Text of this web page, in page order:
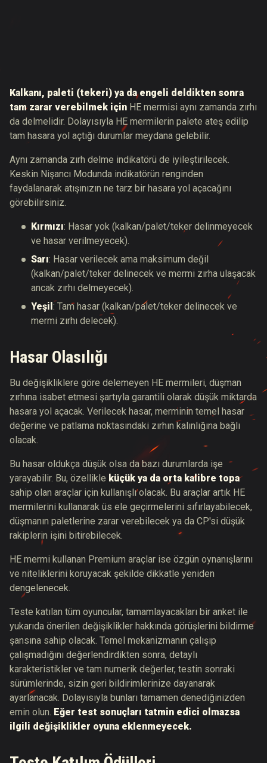
Kalkanı, paleti (tekeri) ya da engeli deldikten sonra
tam zarar verebilmek için HE mermisi aynı zamanda zırhı
da delmelidir. Dolayısıyla HE mermilerin palete ateş edilip
tam hasara yol açtığı durumlar meydana gelebilir.
Aynı zamanda zırh delme indikatörü de iyileştirilecek.
Keskin Nişancı Modunda indikatörün renginden
faydalanarak atışınızın ne tarz bir hasara yol açacağını
görebilirsiniz.
Kırmızı: Hasar yok (kalkan/palet/teker delinmeyecek
ve hasar verilmeyecek).
Sarı: Hasar verilecek ama maksimum değil
(kalkan/palet/teker delinecek ve mermi zırha ulaşacak
ancak zırhı delmeyecek).
Yeşil : Tam hasar (kalkan/palet/teker delinecek ve
mermi zırhı delecek).
Hasar Olasılığı
Bu değişikliklere göre delemeyen HE mermileri, düşman
zırhına isabet etmesi şartıyla garantili olarak düşük miktarda
hasara yol açacak. Verilecek hasar, merminin temel hasar
değerine ve patlama noktasındaki zırhın kalınlığına bağlı
olacak.
Bu hasar oldukça düşük olsa da bazı durumlarda işe
yarayabilir. Bu, özellikle küçük ya da orta kalibre topa
sahip olan araçlar için kullanışlı olacak. Bu araçlar artık HE
mermilerini kullanarak üs ele geçirmelerini sıfırlayabilecek,
düşmanın paletlerine zarar verebilecek ya da CP'si düşük
rakiplerin işini bitirebilecek.
HE mermi kullanan Premium araçlar ise özgün oynanışlarını
ve niteliklerini koruyacak şekilde dikkatle yeniden
dengelenecek.
Teste katılan tüm oyuncular, tamamlayacakları bir anket ile
yukarıda önerilen değişiklikler hakkında görüşlerini bildirme
şansına sahip olacak. Temel mekanizmanın çalışıp
çalışmadığını değerlendirdikten sonra, detaylı
karakteristikler ve tam numerik değerler, testin sonraki
sürümlerinde, sizin geri bildirimlerinize dayanarak
ayarlanacak. Dolayısıyla bunları tamamen denediğinizden
emin olun. Eğer test sonuçları tatmin edici olmazsa
ilgili değişiklikler oyuna eklenmeyecek.